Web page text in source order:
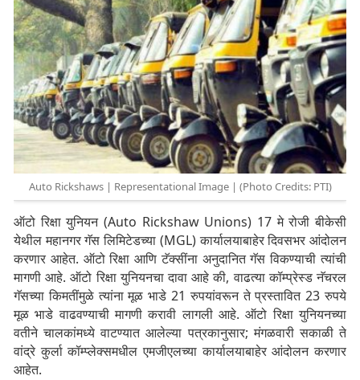
Auto Rickshaws | Representational Image | (Photo Credits: PTI)
ऑटो रिक्षा युनियन (Auto Rickshaw Unions) 17 मे रोजी बीकेसी
येथील महानगर गॅस लिमिटेडच्या (MGL) कार्यालयाबाहेर दिवसभर आंदोलन
करणार आहेत. ऑटो रिक्षा आणि टॅक्सींना अनुदानित गॅस विकण्याची त्यांची
मागणी आहे. ऑटो रिक्षा युनियनचा दावा आहे की, वाढत्या कॉम्प्रेस्ड नॅचरल
गॅसच्या किमतींमुळे त्यांना मूळ भाडे 21 रुपयांवरून ते प्रस्तावित 23 रुपये
मूळ भाडे वाढवण्याची मागणी करावी लागली आहे. ऑटो रिक्षा युनियनच्या
वतीने चालकांमध्ये वाटण्यात आलेल्या पत्रकानुसार; मंगळवारी सकाळी ते
वांद्रे कुर्ला कॉम्प्लेक्समधील एमजीएलच्या कार्यालयाबाहेर आंदोलन करणार
आहेत.